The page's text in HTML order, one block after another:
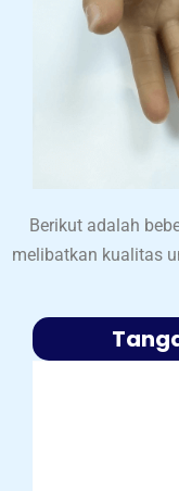
Berikut adalah
melibatkan kualitas